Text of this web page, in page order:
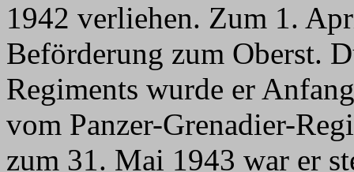
1942 verliehen. Zum 1.
Beförderung zum Oberst.
Regiments wurde er
vom Panzer-Grenadier-
zum 31. Mai 1943 war er